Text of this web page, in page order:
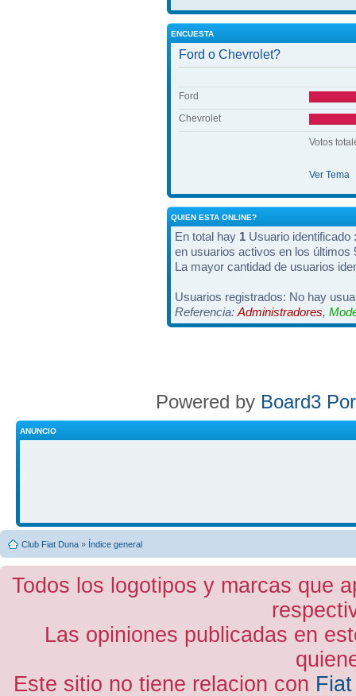
ENCUESTA
Ford o Chevrolet?
Ford
Chevrolet
Votos
Ver Tema
QUIEN ESTA ONLINE?
En total hay 1 Usuario identificado
en usuarios activos en los últimos
La mayor cantidad de usuarios
Usuarios registrados: No hay
Referencia: Administradores,
Powered by Board3
ANUNCIO
Club Fiat Duna » Índice general
Todos los logotipos y marcas que
Las opiniones publicadas en
Este sitio no tiene relacion con